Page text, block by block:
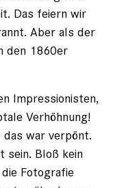
Das feiern wir
Aber als der
den 1860er
Impressionisten,
Verhöhnung!
das war verpönt.
sein. Bloß kein
Fotografie